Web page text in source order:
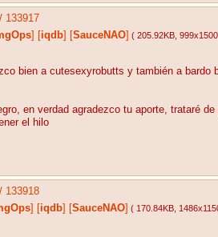
133917
iqdb SauceNAO ( 205.92KB , 999x1500
bien a cutesexyrobutts y también a bardo
en verdad agradezco tu aporte, trataré
el hilo
133918
iqdb SauceNAO ( 170.84KB ,